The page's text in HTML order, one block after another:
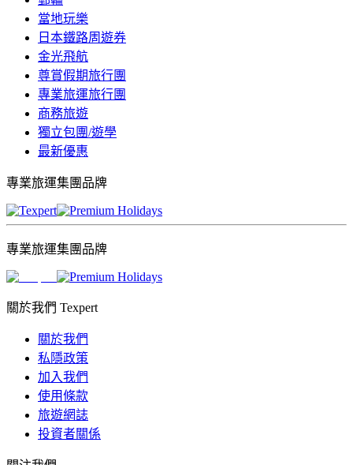
當地玩樂
日本鐵路周遊券
金光飛航
尊賞假期旅行團
專業旅運旅行團
商務旅遊
獨立包團/遊學
最新優惠
專業旅運集團品牌
專業旅運集團品牌
關於我們 Texpert
關於我們
私隱政策
加入我們
使用條款
旅遊網誌
投資者關係